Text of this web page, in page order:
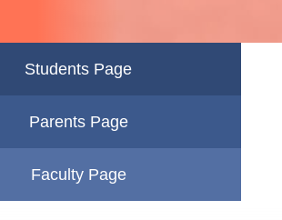
Students Page
Parents Page
Faculty Page